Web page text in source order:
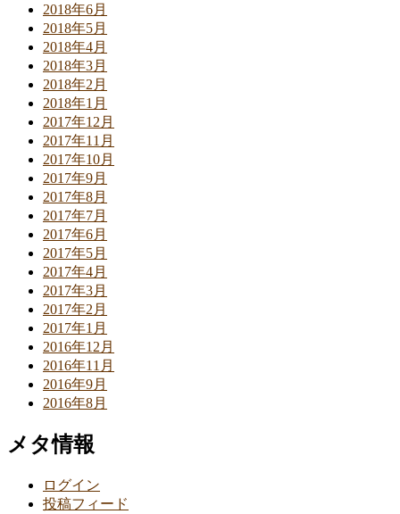
2018年6月
2018年5月
2018年4月
2018年3月
2018年2月
2018年1月
2017年12月
2017年11月
2017年10月
2017年9月
2017年8月
2017年7月
2017年6月
2017年5月
2017年4月
2017年3月
2017年2月
2017年1月
2016年12月
2016年11月
2016年9月
2016年8月
メタ情報
ログイン
投稿フィード